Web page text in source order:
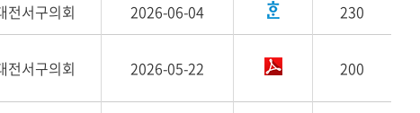
전서구의회 2026-06-04 230
전서구의회 2026-05-22 200